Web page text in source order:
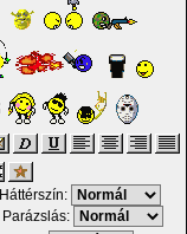
Háttérszín:
Parázslás: